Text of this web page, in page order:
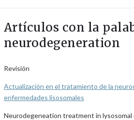
Artículos con la
neurodegeneration
Revisión
Actualización en el tratamiento de la
enfermedades lisosomales
Neurodegeneation treatment in lysosomal